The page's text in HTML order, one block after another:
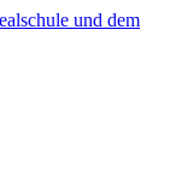
und dem